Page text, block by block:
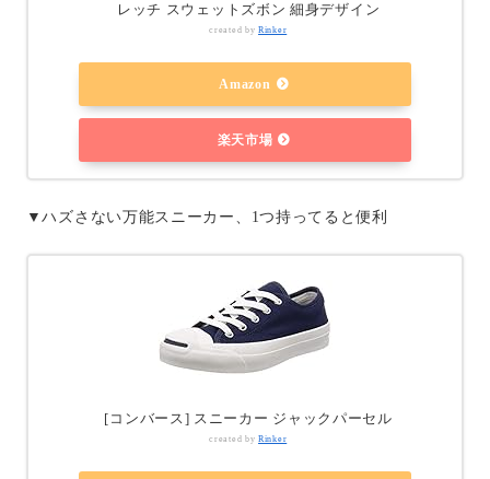
レッチ スウェットズボン 細身デザイン
created byRinker
Amazon
楽天市場
▼ハズさない万能スニーカー、1つ持ってると便利
[コンバース] スニーカー ジャックパーセル
created byRinker